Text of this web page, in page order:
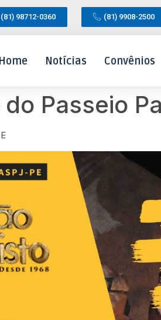
(81) 98712-0360 (81) 9908-2500
Home Notícias Convênios
Passeio